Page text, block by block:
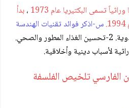
تسمى البكتيريا عام 1973
،بدأ
س-اذكر فوائد تقنيات الهندسة
1-إنتاج العديد من الأدوية. 2-تحسين الغذاء المطور والصحي.
لأسباب دينية وأخلاقية.
الفارسي تلخيص الفلسفة